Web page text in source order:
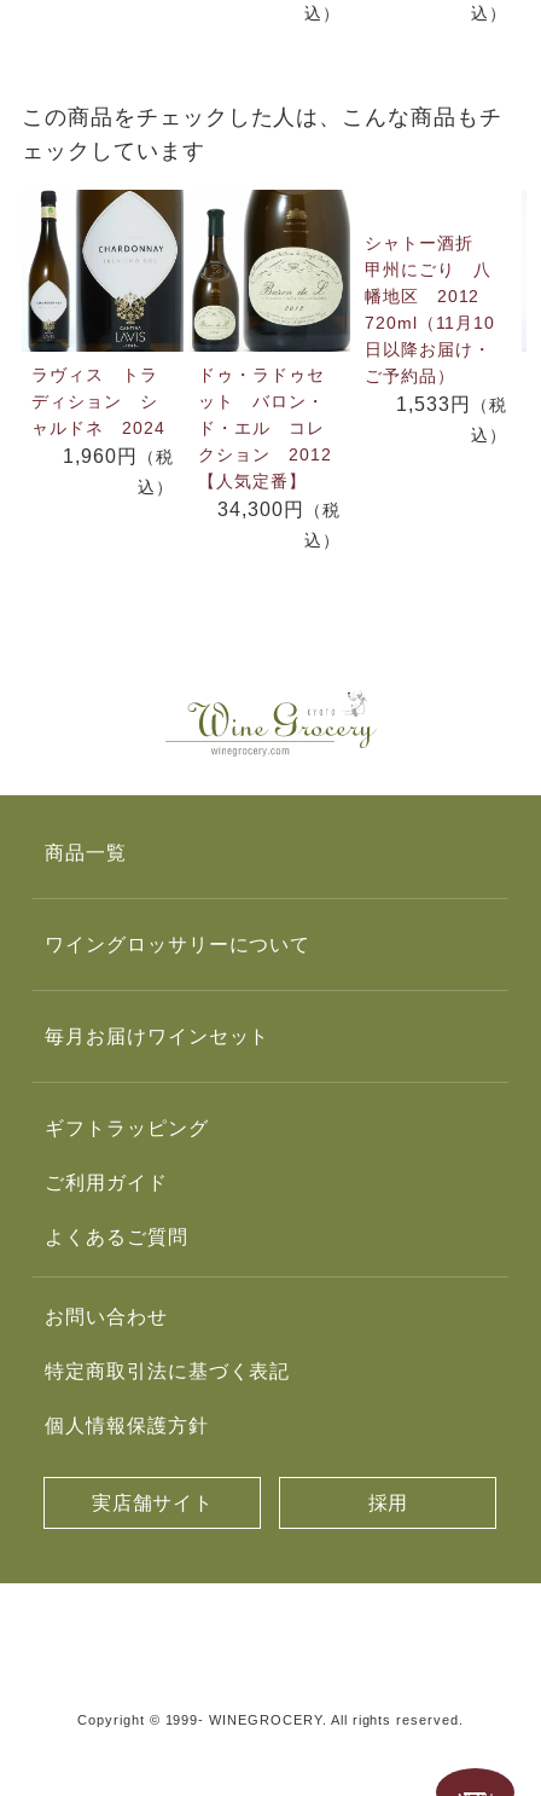
込）
込）
この商品をチェックした人は、こんな商品もチ
ェックしています
ラヴィス トラ
ディション シ
ャルドネ 2024
1,960円
（税
込）
ドゥ・ラドゥセ
ット バロン・
ド・エル コレ
クション 2012
【人気定番】
34,300円
（税
込）
シャトー酒折
甲州にごり 八
幡地区 2012
720ml（11月10
日以降お届け・
ご予約品）
1,533円
（税
込）
商品一覧
ワイングロッサリーについて
毎月お届けワインセット
ギフトラッピング
ご利用ガイド
よくあるご質問
お問い合わせ
特定商取引法に基づく表記
個人情報保護方針
実店舗サイト 採用
Copyright © 1999- WINEGROCERY. All rights reserved.